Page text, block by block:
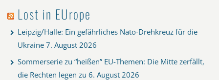
Lost in EUrope
Leipzig/Halle: Ein gefährliches Nato-Drehkreuz für die
Ukraine 7. August 2026
Sommerserie zu “heißen” EU-Themen: Die Mitte zerfällt,
die Rechten legen zu 6. August 2026